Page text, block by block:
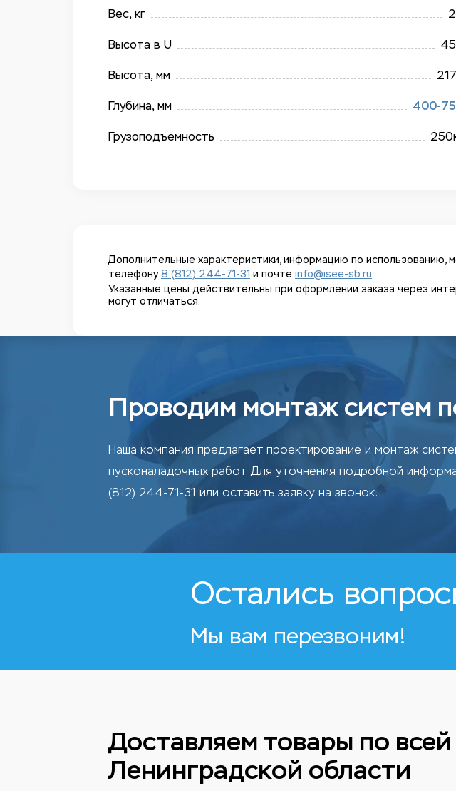
Вес, кг
Высота в U
Высота, мм
Глубина, мм 400-
Грузоподъемность
Дополнительные характеристики, информацию по использованию,
телефону8 (812) 244-71-31 и почте info@isee-sb.ru
Указанные цены действительны при оформлении заказа через
могут отличаться.
Проводим монтаж систем
Наша компания предлагает проектирование и монтаж
пусконаладочных работ. Для уточнения подробной
(812) 244-71-31 или оставить заявку на звонок.
Остались
Мы вам перезвоним!
Доставляем товары по всей
Ленинградской области